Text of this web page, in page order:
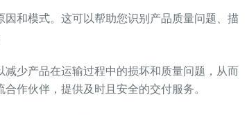
和模式。这可以帮助您识别产品质量问题、描
少产品在运输过程中的损坏和质量问题，从而
作伙伴，提供及时且安全的交付服务。